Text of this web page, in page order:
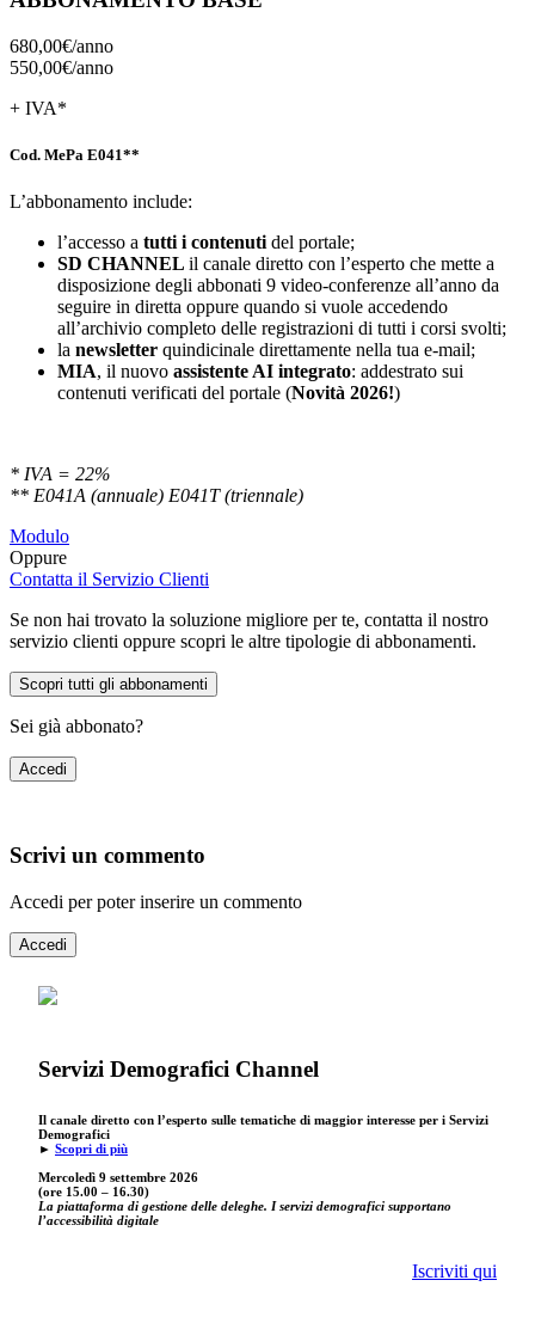
680,00€/anno
550,00€/anno
+ IVA*
Cod. MePa E041**
L’abbonamento include:
l’accesso a tutti i contenutidel portale;
SD CHANNEL il canale diretto con l’esperto che mette a
disposizione degli abbonati 9 video-conferenze all’anno da
seguire in diretta oppure quando si vuole accedendo
all’archivio completo delle registrazioni di tutti i corsi svolti;
la newsletter quindicinale direttamente nella tua e-mail;
MIA, il nuovo assistente AI integrato: addestrato sui
contenuti verificati del portale (Novità 2026!)
* IVA = 22%
** E041A (annuale) E041T (triennale)
Modulo
Oppure
Contatta il Servizio Clienti
Se non hai trovato la soluzione migliore per te, contatta il nostro
servizio clienti oppure scopri le altre tipologie di abbonamenti.
Scopri tutti gli abbonamenti
Sei già abbonato?
Accedi
Scrivi un commento
Accedi per poter inserire un commento
Accedi
Servizi Demografici Channel
Il canale diretto con l’esperto sulle tematiche di maggior interesse per i Servizi
Demografici
► Scopri di più
Mercoledì 9 settembre 2026
(ore 15.00 – 16.30)
La piattaforma di gestione delle deleghe. I servizi demografici supportano
l’accessibilità digitale
Iscriviti qui